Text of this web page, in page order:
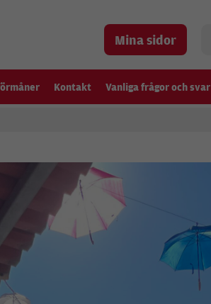
Mina sidor
Kontakt Vanliga frågor och svar